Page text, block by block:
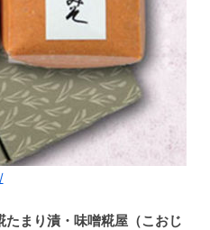
たまり漬・味噌糀屋（こおじ